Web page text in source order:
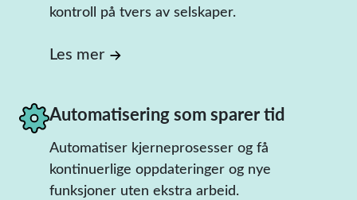
kontroll på tvers av selskaper.
Les mer
Automatisering som sparer tid
Automatiser kjerneprosesser og få
kontinuerlige oppdateringer og nye
funksjoner uten ekstra arbeid.